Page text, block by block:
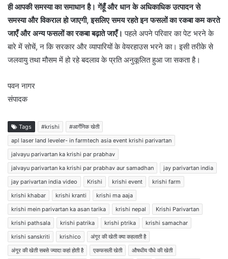
ही आपकी समस्या का समाधान है। गेंहूँ और धान के अधिकाधिक उत्पादन से
समस्या और विकराल हो जाएगी, इसलिए समय रहते इन फसलों का रकबा कम करते
जाएँ और अन्य फसलों का रकबा बढ़ाते जाएँ।पहले अपने परिवार का पेट भरने के
बारे में सोचें, न कि सरकार और व्यापारियों के वेयरहाउस भरने का। इसी तरीके से
जलवायु तथा मौसम में हो रहे बदलाव के प्रति अनुकूलित हुआ जा सकता है।
पवन नागर
संपादक
Tags #krishi
#आर्गेनिक खेती
apl laser land leveler- in farmtech asia event krishi parivartan
jalvayu parivartan ka krishi par prabhav
jalvayu parivartan ka krishi par prabhav aur samadhan
jay parivartan india
jay parivartan india video
Krishi krishi event
krishi farm
krishi khabar
krishi kranti
krishi ma aaja
krishi mein parivartan ka asan tarika
krishi nepal
Krishi Parivartan
krishi pathsala
krishi patrika krishi ptrika
krishi samachar
krishi sanskriti
krishico
अंगूर की खेती क्या कहलाती है
अंगूर की खेती सबसे ज्यादा कहां होती है
एकफसली खेती
औषधीय पौधे की खेती